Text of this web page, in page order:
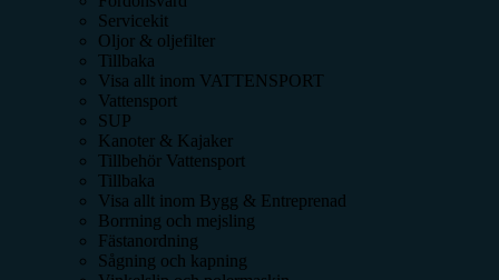
Servicekit
Oljor & oljefilter
Tillbaka
Visa allt inom VATTENSPORT
Vattensport
SUP
Kanoter & Kajaker
Tillbehör Vattensport
Tillbaka
Visa allt inom Bygg & Entreprenad
Borrning och mejsling
Fästanordning
Sågning och kapning